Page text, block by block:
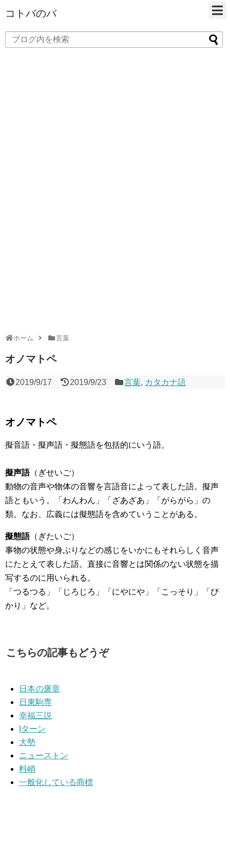
コトバのバ
ホーム 言葉
オノマトペ
2019/9/17 2019/9/23 言葉, カタカナ語
オノマトペ
擬音語・擬声語・擬態語を包括的にいう語。
擬声語（ぎせいご）
動物の音声や物体の音響を言語音によって表した語。擬声
語ともいう。「わんわん」「ざあざあ」「がらがら」の
類。なお、広義には擬態語を含めていうことがある。
擬態語（ぎたいご）
事物の状態や身ぶりなどの感じをいかにもそれらしく音声
にたとえて表した語。直接に音響とは関係のない状態を描
写するのに用いられる。
「つるつる」「じろじろ」「にやにや」「こっそり」「ぴ
かり」など。
こちらの記事もどうぞ
日本の褒章
日東駒専
幸福三説
Iターン
大勢
ニューストン
料峭
一般化している商標